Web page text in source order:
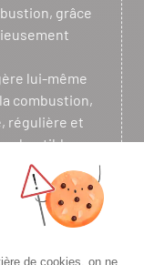
grâce
lui-même
combustion,
régulière et
pour
de
facilite